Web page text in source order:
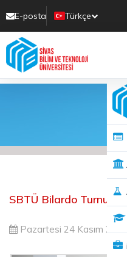
E-posta
Türkçe
SBTÜ Bilardo Turnuvası
Pazartesi 24 Kasım 2025